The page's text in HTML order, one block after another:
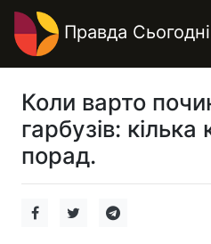
Правда Сьогодні
Коли варто
гарбузів:
порад.